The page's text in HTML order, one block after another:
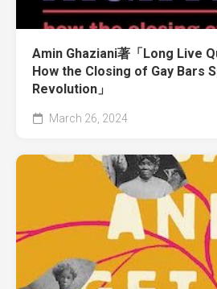
Amin Ghaziani著「Long Live
How the Closing of Gay Bars
Revolution」
March 26, 2024